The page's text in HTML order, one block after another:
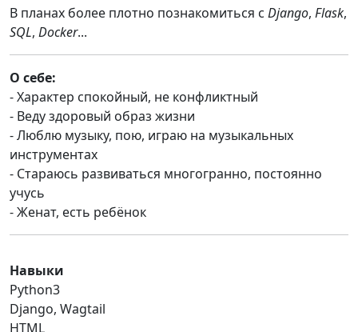
В планах более плотно познакомиться с Django, Flask,
SQL, Docker...
О себе:
- Характер спокойный, не конфликтный
- Веду здоровый образ жизни
- Люблю музыку, пою, играю на музыкальных
инструментах
- Стараюсь развиваться многогранно, постоянно
учусь
- Женат, есть ребёнок
Навыки
Python3
Django, Wagtail
HTML